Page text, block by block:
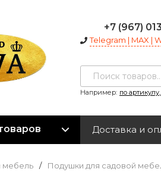
+7 (967)
Telegram | MAX |
Например: по
Доставка и
мебель / Подушки для садовой